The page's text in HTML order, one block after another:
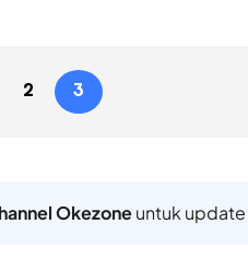
2 3
Okezoneuntuk update